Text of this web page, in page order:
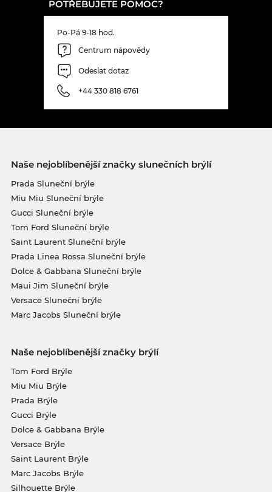
POTŘEBUJETE POMOC?
Po-Pá 9-18 hod.
Centrum nápovědy
Odeslat dotaz
+44 330 818 6761
Naše nejoblíbenější značky slunečních brýlí
Prada Sluneční brýle
Miu Miu Sluneční brýle
Gucci Sluneční brýle
Tom Ford Sluneční brýle
Saint Laurent Sluneční brýle
Prada Linea Rossa Sluneční brýle
Dolce & Gabbana Sluneční brýle
Maui Jim Sluneční brýle
Versace Sluneční brýle
Marc Jacobs Sluneční brýle
Naše nejoblíbenější značky brýlí
Tom Ford Brýle
Miu Miu Brýle
Prada Brýle
Gucci Brýle
Dolce & Gabbana Brýle
Versace Brýle
Saint Laurent Brýle
Marc Jacobs Brýle
Silhouette Brýle